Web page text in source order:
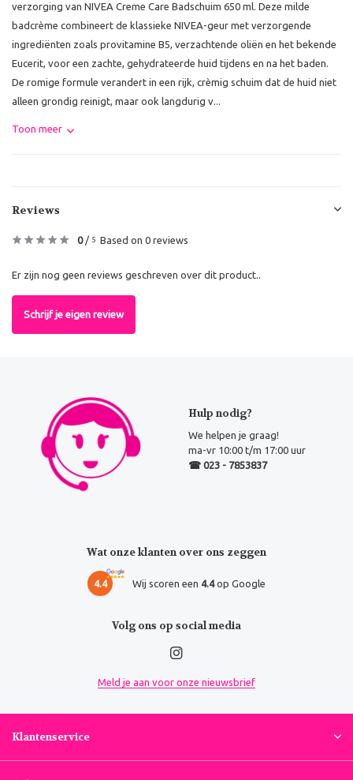
verzorging van NIVEA Creme Care Badschuim 650 ml. Deze milde
badcrème combineert de klassieke NIVEA-geur met verzorgende
ingrediënten zoals provitamine B5, verzachtende oliën en het bekende
Eucerit, voor een zachte, gehydrateerde huid tijdens en na het baden.
De romige formule verandert in een rijk, crèmig schuim dat de huid niet
alleen grondig reinigt, maar ook langdurig v...
Toon meer
Reviews
0/ 5 Based on 0 reviews
Er zijn nog geen reviews geschreven over dit product..
Schrijf je eigen review
Hulp nodig?
We helpen je graag!
ma-vr 10:00 t/m 17:00 uur
☎ 023 - 7853837
Wat onze klanten over ons zeggen
4.4 Wij scoren een 4.4op Google
Volg ons op social media
Meld je aan voor onze nieuwsbrief
Klantenservice